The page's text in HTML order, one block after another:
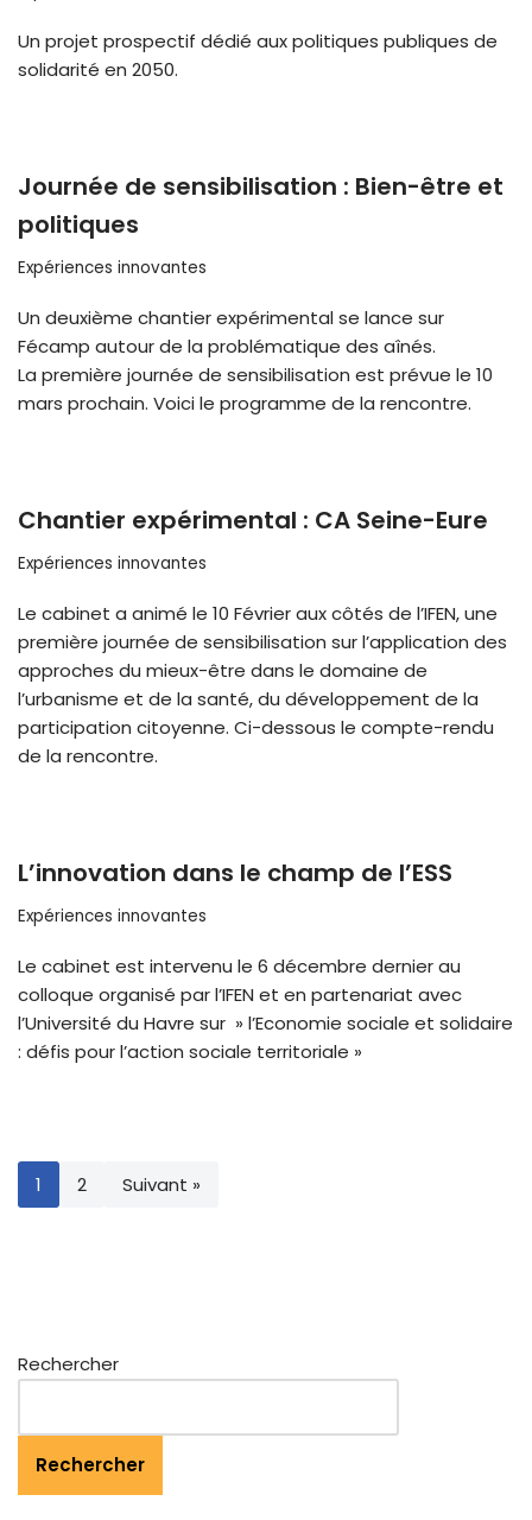
Un projet prospectif dédié aux politiques publiques de
solidarité en 2050.
Journée de sensibilisation : Bien-être et
politiques
Expériences innovantes
Un deuxième chantier expérimental se lance sur
Fécamp autour de la problématique des aînés.
La première journée de sensibilisation est prévue le 10
mars prochain. Voici le programme de la rencontre.
Chantier expérimental : CA Seine-Eure
Expériences innovantes
Le cabinet a animé le 10 Février aux côtés de l’IFEN, une
première journée de sensibilisation sur l’application des
approches du mieux-être dans le domaine de
l’urbanisme et de la santé, du développement de la
participation citoyenne. Ci-dessous le compte-rendu
de la rencontre.
L’innovation dans le champ de l’ESS
Expériences innovantes
Le cabinet est intervenu le 6 décembre dernier au
colloque organisé par l’IFEN et en partenariat avec
l’Université du Havre sur » l’Economie sociale et solidaire
: défis pour l’action sociale territoriale »
1 2 Suivant »
Rechercher
Rechercher